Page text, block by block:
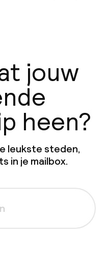
jouw
heen?
leukste steden,
in je mailbox.